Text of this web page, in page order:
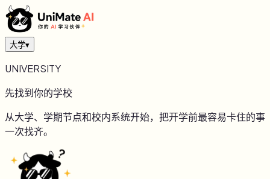
大学▾
UNIVERSITY
先找到你的学校
从大学、学期节点和校内系统开始，把开学前最容易卡住的事
一次找齐。